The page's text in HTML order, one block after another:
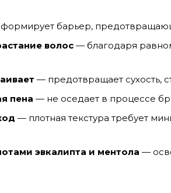
барьер,
волос — благодаря
— предотвращает сухость,
пена — не оседает в процессе
— плотная текстура требует
эвкалипта и ментола —